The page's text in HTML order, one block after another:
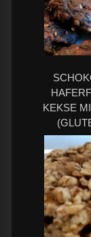
KEKSE